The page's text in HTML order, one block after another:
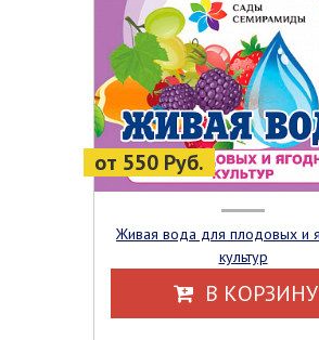
от 550 Руб.
Живая вода для плодовых и ягодных
культур
В КОРЗИНУ